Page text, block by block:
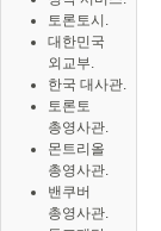
토론토시.
대한민국
외교부.
한국 대사관.
토론토
총영사관.
몬트리올
총영사관.
밴쿠버
총영사관.